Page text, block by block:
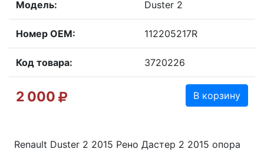
Модель: Duster 2
Номер OEM: 112205217R
Код товара: 3720226
2 000 В корзину
Renault Duster 2 2015 Рено Дастер 2 2015 опора